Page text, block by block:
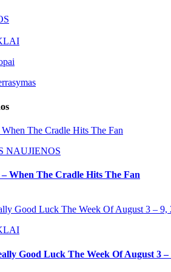
The Cradle Hits The Fan
NAUJIENOS
When The Cradle Hits The Fan
Good Luck The Week Of August 3 – 9,
Good Luck The Week Of August 3 –